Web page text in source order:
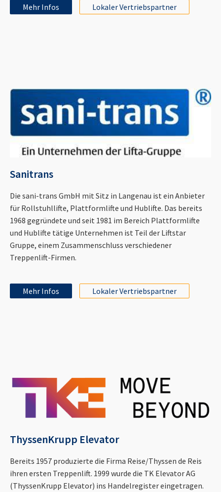
Mehr Infos Lokaler Vertriebspartner
Sanitrans
Die sani-trans GmbH mit Sitz in Langenau ist ein Anbieter
für Rollstuhllifte, Plattformlifte und Hublifte. Das bereits
1968 gegründete und seit 1981 im Bereich Plattformlifte
und Hublifte tätige Unternehmen ist Teil der Liftstar
Gruppe, einem Zusammenschluss verschiedener
Treppenlift-Firmen.
Mehr Infos Lokaler Vertriebspartner
ThyssenKrupp Elevator
Bereits 1957 produzierte die Firma Reise/Thyssen de Reis
ihren ersten Treppenlift. 1999 wurde die TK Elevator AG
(ThyssenKrupp Elevator) ins Handelregister eingetragen.